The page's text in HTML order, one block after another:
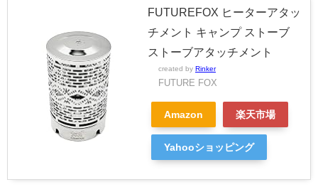
FUTUREFOX ヒーターアタッ
チメント キャンプ ストーブ
ストーブアタッチメント
created by Rinker
FUTURE FOX
Amazon 楽天市場
Yahooショッピング